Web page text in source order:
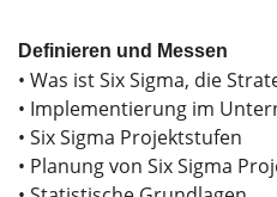
Definieren und Messen
• Was ist Six Sigma, die
• Implementierung im
• Six Sigma Projektstufen
• Planung von Six Sigma